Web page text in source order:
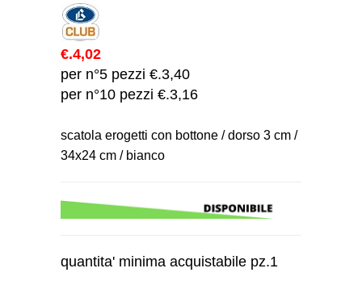
€.4,02
per n°5 pezzi €.3,40
per n°10 pezzi €.3,16
scatola erogetti con bottone / dorso 3 cm /
34x24 cm / bianco
quantita' minima acquistabile pz.1